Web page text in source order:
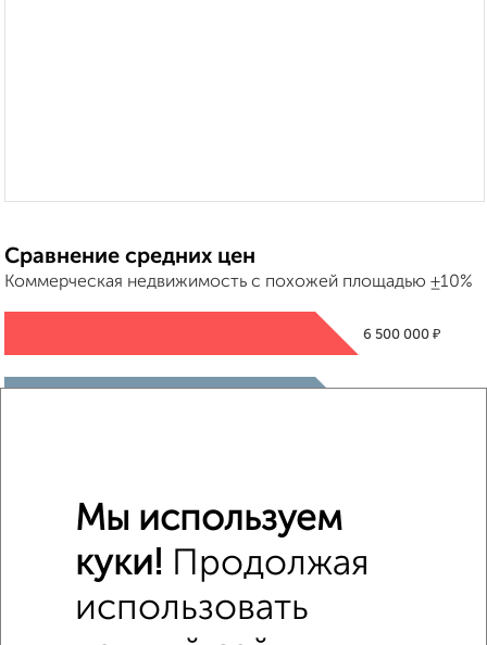
Сравнение средних цен
Коммерческая недвижимость с похожей площадью ±10%
6 500 000 ₽
Средняя цена район
Средняя цена по городу
Мы используем
куки! Продолжая
использовать